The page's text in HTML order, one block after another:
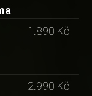
1.890 Kč
2.990 Kč